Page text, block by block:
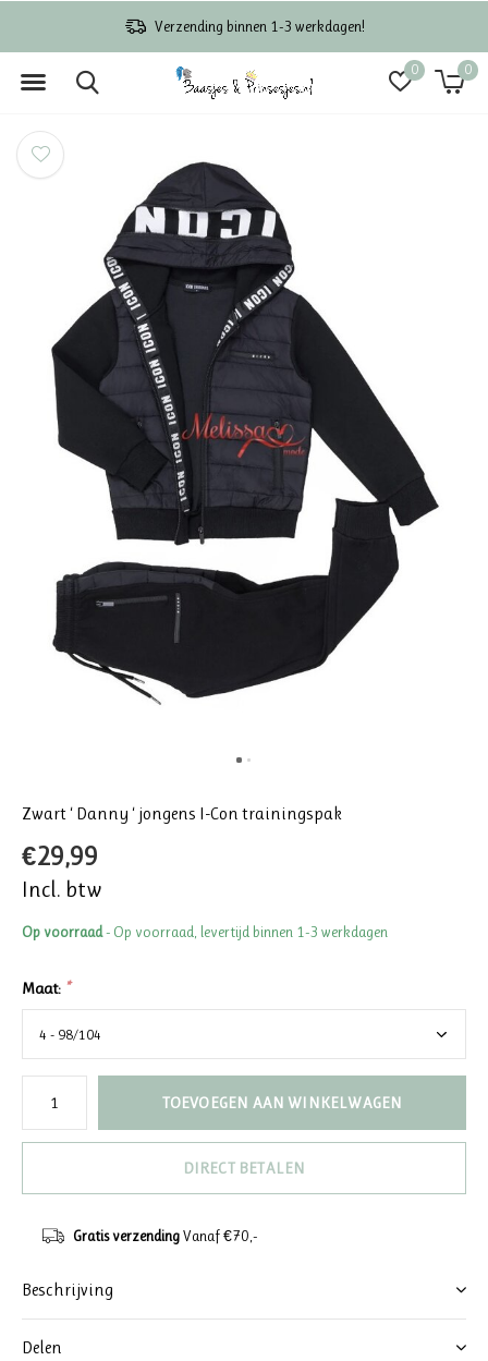
0 0
Verzending binnen 1-3 werkdagen!
Zwart ‘ Danny ‘ jongens I-Con trainingspak
€29,99
Incl. btw
Op voorraad- Op voorraad, levertijd binnen 1-3 werkdagen
Maat: *
TOEVOEGEN AAN WINKELWAGEN
DIRECT BETALEN
Gratis verzendingVanaf €70,-
Beschrijving
Delen